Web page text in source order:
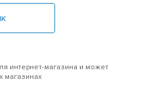
интернет-магазина и может
магазинах